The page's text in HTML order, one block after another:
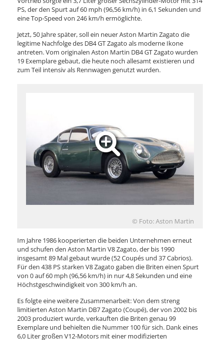
PS, der den Spurt auf 60 mph (96,56 km/h) in 6,1 Sekunden und
eine Top-Speed von 246 km/h ermöglichte.
Jetzt, 50 Jahre später, soll ein neuer Aston Martin Zagato die
legitime Nachfolge des DB4 GT Zagato als moderne Ikone
antreten. Vom originalen Aston Martin DB4 GT Zagato wurden
19 Exemplare gebaut, die heute noch allesamt existieren und
zum Teil intensiv als Rennwagen genutzt wurden.
© Foto: Aston Martin
Im Jahre 1986 kooperierten die beiden Unternehmen erneut
und schufen den Aston Martin V8 Zagato, der bis 1990
insgesamt 89 Mal gebaut wurde (52 Coupés und 37 Cabrios).
Für den 438 PS starken V8 Zagato gaben die Briten einen Spurt
von 0 auf 60 mph (96,56 km/h) in nur 4,8 Sekunden und eine
Höchstgeschwindigkeit von 300 km/h an.
Es folgte eine weitere Zusammenarbeit: Von dem streng
limitierten Aston Martin DB7 Zagato (Coupé), der von 2002 bis
2003 produziert wurde, verkauften die Briten genau 99
Exemplare und behielten die Nummer 100 für sich. Dank eines
6,0 Liter großen V12-Motors mit einer modifizierten